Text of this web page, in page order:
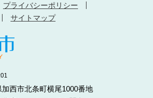
プライバシーポリシー
サイトマップ
西市北条町横尾1000番地